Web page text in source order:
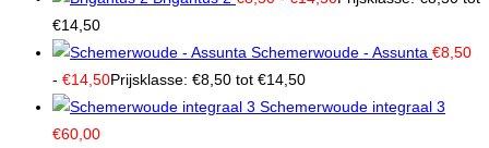
€14,50
Schemerwoude - Assunta €8,50
- €14,50Prijsklasse: €8,50 tot €14,50
Schemerwoude integraal 3
€60,00